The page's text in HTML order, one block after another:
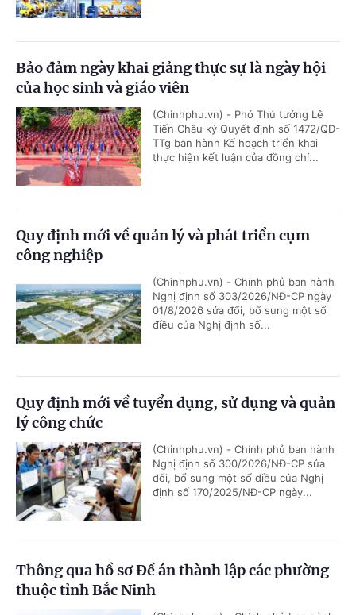
Bảo đảm ngày khai giảng thực sự là ngày hội
của học sinh và giáo viên
(Chinhphu.vn) - Phó Thủ tướng Lê
Tiến Châu ký Quyết định số 1472/QĐ-
TTg ban hành Kế hoạch triển khai
thực hiện kết luận của đồng chí...
Quy định mới về quản lý và phát triển cụm
công nghiệp
(Chinhphu.vn) - Chính phủ ban hành
Nghị định số 303/2026/NĐ-CP ngày
01/8/2026 sửa đổi, bổ sung một số
điều của Nghị định số...
Quy định mới về tuyển dụng, sử dụng và quản
lý công chức
(Chinhphu.vn) - Chính phủ ban hành
Nghị định số 300/2026/NĐ-CP sửa
đổi, bổ sung một số điều của Nghị
định số 170/2025/NĐ-CP ngày...
Thông qua hồ sơ Đề án thành lập các phường
thuộc tỉnh Bắc Ninh